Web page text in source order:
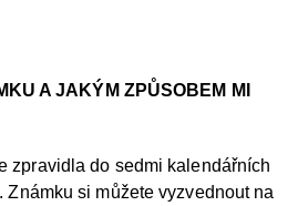
A JAKÝM ZPŮSOBEM MI
zpravidla do sedmi kalendářních
Známku si můžete vyzvednout na